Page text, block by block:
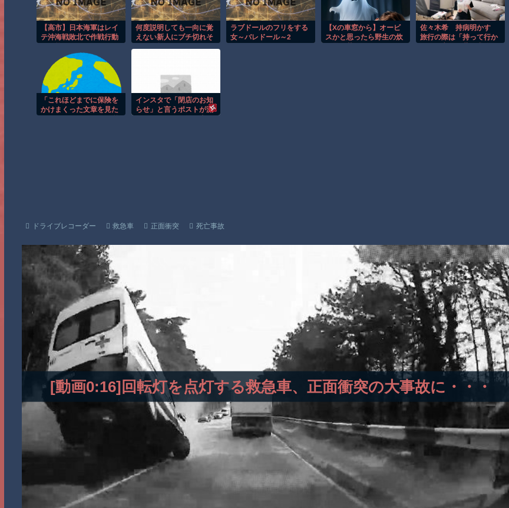
【動画】新型のさすまた、限界突破ｗｗｗｗｗｗ
【謎】広島県が頑なに「はだしのゲンコラボ喫茶」をやらない
理由
【高市】日本海軍はレイ
テ沖海戦敗北で作戦行動
海軍が戦闘能力を失った
のは1943年末のろ号作戦
敗北時点
何度説明しても一向に覚
えない新人にブチ切れそ
頭の構造してんの？
ラブドールのフリをする
女～バレドール～2
【Xの車窓から】オービ
スかと思ったら野生の炊
佐々木希 持病明かす
旅行の際は「持って行か
「これほどまでに保険を
かけまくった文章を見た
インスタで「閉店のお知
らせ」と言うポストが流
ドライブレコーダー 救急車 正面衝突 死亡事故
[動画0:16]回転灯を点灯する救急車、正面衝突の大事故に・・・